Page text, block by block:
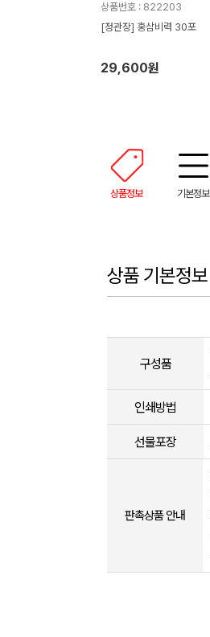
상품번호 : 822203
[정관장] 홍삼비력 30포
29,600원
상품정보 기본정보
상품 기본정보
구성품
인쇄방법
선물포장
판촉상품 안내